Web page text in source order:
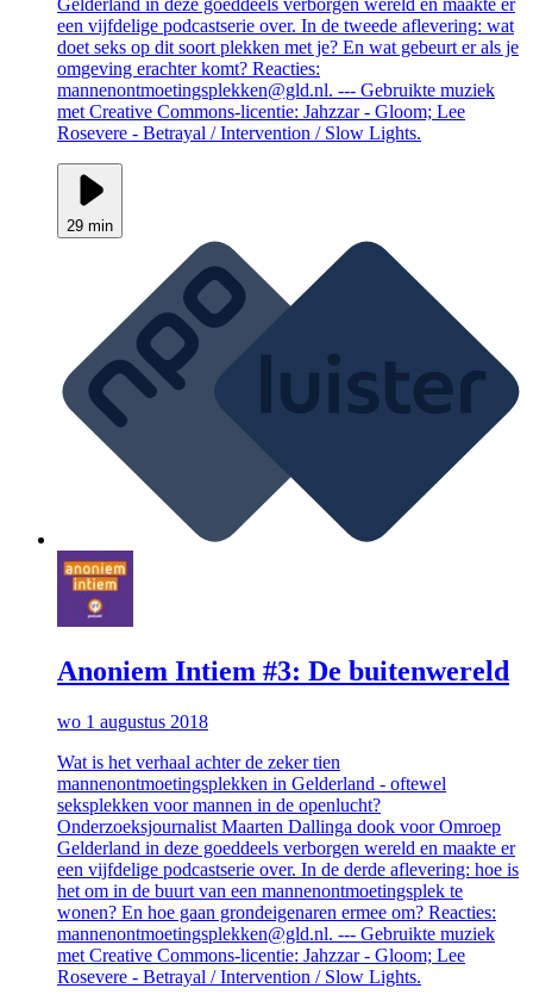
een vijfdelige podcastserie over. In de tweede aflevering: wat
doet seks op dit soort plekken met je? En wat gebeurt er als je
omgeving erachter komt? Reacties:
mannenontmoetingsplekken@gld.nl. --- Gebruikte muziek
met Creative Commons-licentie: Jahzzar - Gloom; Lee
Rosevere - Betrayal / Intervention / Slow Lights.
29 min
Anoniem Intiem #3: De buitenwereld
wo 1 augustus 2018
Wat is het verhaal achter de zeker tien
mannenontmoetingsplekken in Gelderland - oftewel
seksplekken voor mannen in de openlucht?
Onderzoeksjournalist Maarten Dallinga dook voor Omroep
Gelderland in deze goeddeels verborgen wereld en maakte er
een vijfdelige podcastserie over. In de derde aflevering: hoe is
het om in de buurt van een mannenontmoetingsplek te
wonen? En hoe gaan grondeigenaren ermee om? Reacties:
mannenontmoetingsplekken@gld.nl. --- Gebruikte muziek
met Creative Commons-licentie: Jahzzar - Gloom; Lee
Rosevere - Betrayal / Intervention / Slow Lights.